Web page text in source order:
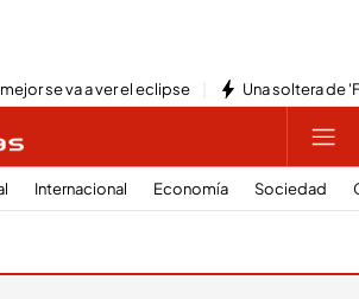
se va a ver el eclipse Una soltera de
Internacional Economía Sociedad